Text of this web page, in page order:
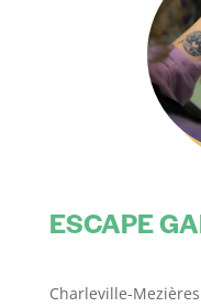
ESCAPE
Charleville-